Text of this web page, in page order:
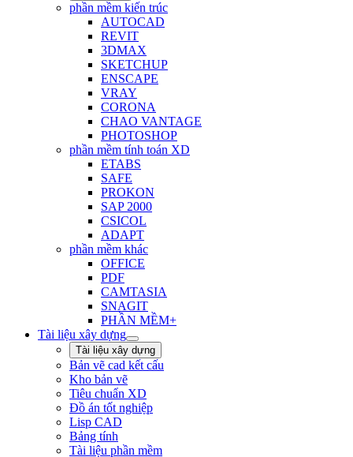
phần mềm kiến trúc
AUTOCAD
REVIT
3DMAX
SKETCHUP
ENSCAPE
VRAY
CORONA
CHAO VANTAGE
PHOTOSHOP
phần mềm tính toán XD
ETABS
SAFE
PROKON
SAP 2000
CSICOL
ADAPT
phần mềm khác
OFFICE
PDF
CAMTASIA
SNAGIT
PHẦN MỀM+
Tài liệu xây dựng
Tài liệu xây dựng
Bản vẽ cad kết cấu
Kho bản vẽ
Tiêu chuẩn XD
Đồ án tốt nghiệp
Lisp CAD
Bảng tính
Tài liệu phần mềm